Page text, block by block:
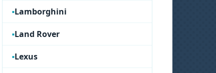
Lamborghini
Land Rover
Lexus